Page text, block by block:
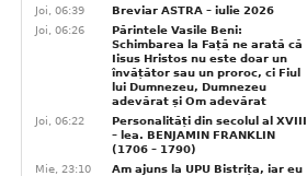
Joi, 06:39
Breviar ASTRA – iulie 2026
Joi, 06:26
Părintele Vasile Beni:
Schimbarea la Față ne arată că
Iisus Hristos nu este doar un
învățător sau un proroc, ci Fiul
lui Dumnezeu, Dumnezeu
adevărat și Om adevărat
Joi, 06:22
Personalități din secolul al XVIII
– lea. BENJAMIN FRANKLIN
(1706 – 1790)
Mie, 23:10
Am ajuns la UPU Bistrița, iar eu